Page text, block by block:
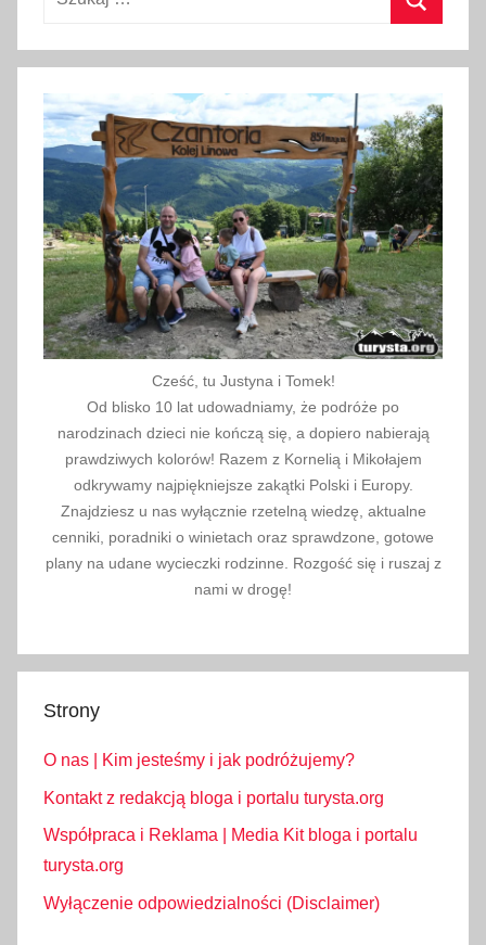
e
n
i
a
0
2
2
Cześć, tu Justyna i Tomek!
Od blisko 10 lat udowadniamy, że podróże po
narodzinach dzieci nie kończą się, a dopiero nabierają
prawdziwych kolorów! Razem z Kornelią i Mikołajem
odkrywamy najpiękniejsze zakątki Polski i Europy.
Znajdziesz u nas wyłącznie rzetelną wiedzę, aktualne
cenniki, poradniki o winietach oraz sprawdzone, gotowe
plany na udane wycieczki rodzinne. Rozgość się i ruszaj z
nami w drogę!
Strony
O nas | Kim jesteśmy i jak podróżujemy?
Kontakt z redakcją bloga i portalu turysta.org
Współpraca i Reklama | Media Kit bloga i portalu
turysta.org
Wyłączenie odpowiedzialności (Disclaimer)